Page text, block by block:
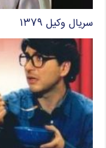
سریال وکیل ۱۳۷۹